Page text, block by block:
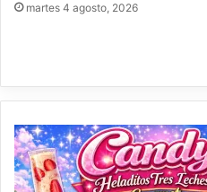
martes 4 agosto, 2026